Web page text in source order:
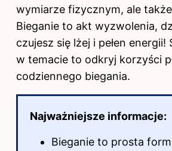
wymiarze fizycznym, ale
Bieganie to akt wyzwolenia,
czujesz się lżej i pełen
w temacie to odkryj korzyści
codziennego biegania.
Najważniejsze informacje:
Bieganie to prosta